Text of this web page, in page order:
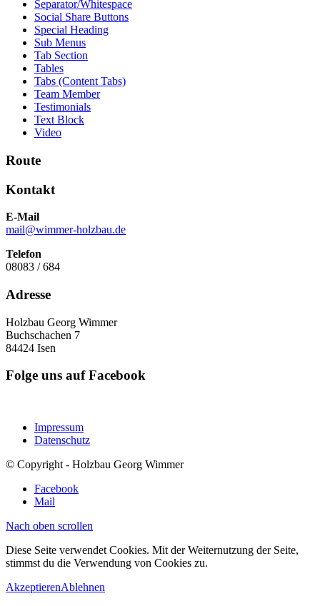
Separator/Whitespace
Social Share Buttons
Special Heading
Sub Menus
Tab Section
Tables
Tabs (Content Tabs)
Team Member
Testimonials
Text Block
Video
Route
Kontakt
E-Mail
mail@wimmer-holzbau.de
Telefon
08083 / 684
Adresse
Holzbau Georg Wimmer
Buchschachen 7
84424 Isen
Folge uns auf Facebook
Impressum
Datenschutz
© Copyright - Holzbau Georg Wimmer
Facebook
Mail
Nach oben scrollen
Diese Seite verwendet Cookies. Mit der Weiternutzung der Seite,
stimmst du die Verwendung von Cookies zu.
AkzeptierenAblehnen